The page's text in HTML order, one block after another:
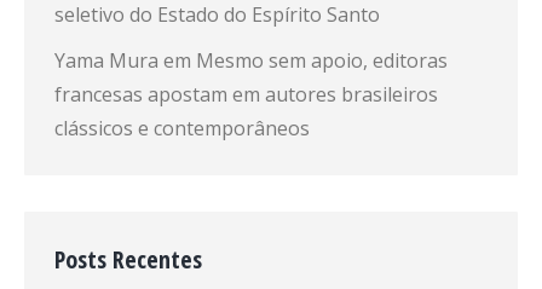
seletivo do Estado do Espírito Santo
Yama Mura em Mesmo sem apoio, editoras
francesas apostam em autores brasileiros
clássicos e contemporâneos
Posts Recentes